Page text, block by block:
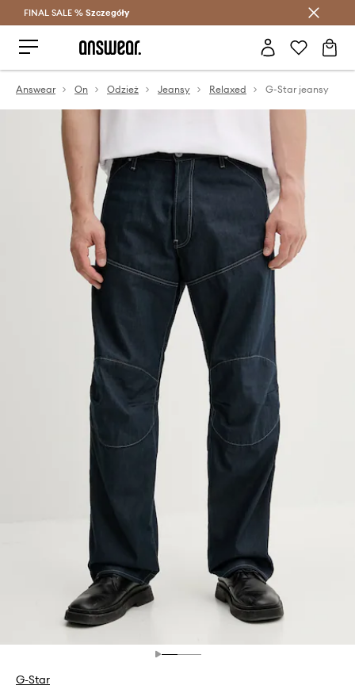
Oszczędzaj z Answear Club >
FINAL SALE % Szczegóły
Answear On Odzież Jeansy Relaxed G-Star jeansy
G-Star